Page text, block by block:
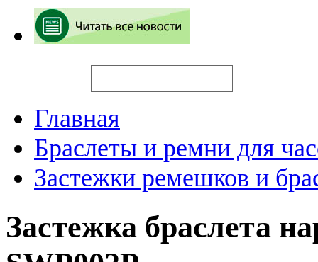
Главная
Браслеты и ремни для
Застежки ремешков и
Застежка браслета